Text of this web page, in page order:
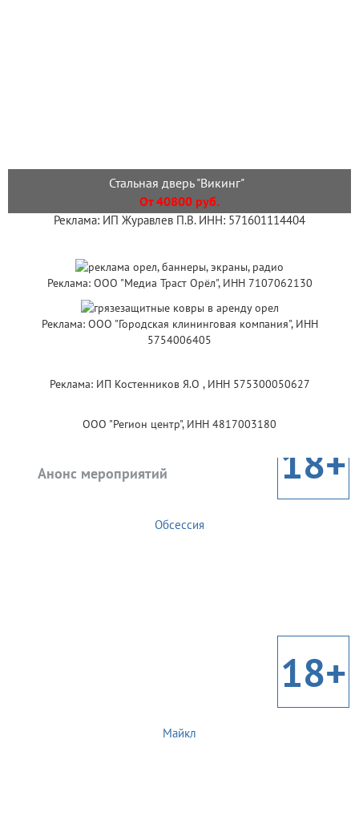
Стальная дверь "Викинг"
От 40800 руб.
Реклама: ИП Журавлев П.В. ИНН: 571601114404
Реклама: ООО "Медиа Траст Орёл", ИНН 7107062130
Реклама: ООО "Городская клининговая компания", ИНН
5754006405
Реклама: ИП Костенников Я.О , ИНН 575300050627
ООО "Регион центр", ИНН 4817003180
Анонс мероприятий 18+
Обсессия
18+
Майкл